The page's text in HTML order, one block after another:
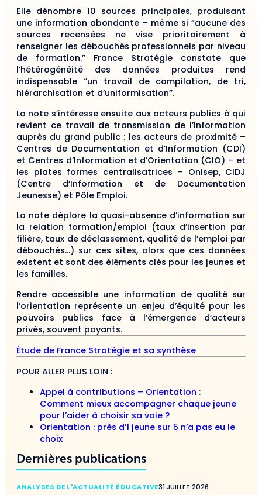
Elle dénombre 10 sources principales, produisant
une information abondante – même si “aucune des
sources recensées ne vise prioritairement à
renseigner les débouchés professionnels par niveau
de formation.” France Stratégie constate que
l’hétérogénéité des données produites rend
indispensable “un travail de compilation, de tri,
hiérarchisation et d’uniformisation”.
La note s’intéresse ensuite aux acteurs publics à qui
revient ce travail de transmission de l’information
auprès du grand public : les acteurs de proximité –
Centres de Documentation et d’Information (CDI)
et Centres d’Information et d’Orientation (CIO) – et
les plates formes centralisatrices – Onisep, CIDJ
(Centre d’Information et de Documentation
Jeunesse) et Pôle Emploi.
La note déplore la quasi-absence d’information sur
la relation formation/emploi (taux d’insertion par
filière, taux de déclassement, qualité de l’emploi par
débouchés…) sur ces sites, alors que ces données
existent et sont des éléments clés pour les jeunes et
les familles.
Rendre accessible une information de qualité sur
l’orientation représente un enjeu d’équité pour les
pouvoirs publics face à l’émergence d’acteurs
privés, souvent payants.
Étude de France Stratégie et sa synthèse
POUR ALLER PLUS LOIN :
Appel à contributions – Orientation :
Comment mieux accompagner chaque jeune
pour l’aider à choisir sa voie ?
Orientation : près d’1 jeune sur 5 n’a pas eu le
choix
Dernières publications
ANALYSES DE L'ACTUALITÉ ÉDUCATIVE31 JUILLET 2026